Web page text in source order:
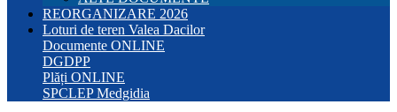
REORGANIZARE 2026
Loturi de teren Valea Dacilor
Documente ONLINE
DGDPP
Plăți ONLINE
SPCLEP Medgidia